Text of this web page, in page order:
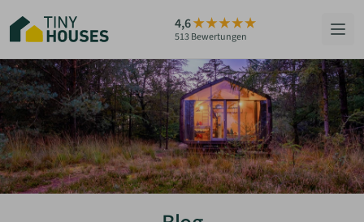
Hauptinhalt
springen
4,6
513 Bewertungen
HÄUSER
BERATUNG
GRUNDSTÜCKE